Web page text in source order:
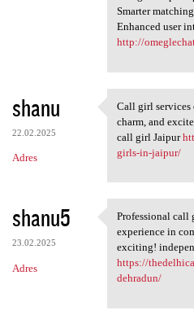
Smarter
Enhanced user
http://
shanu
22.02.2025
Adres
Call girl
Call girl services
charm, and
call girl Jaipur
girls-in-jaipur/
shanu5
23.02.2025
Adres
Professional
Professional call
experience in
exciting!
https://
dehradun/